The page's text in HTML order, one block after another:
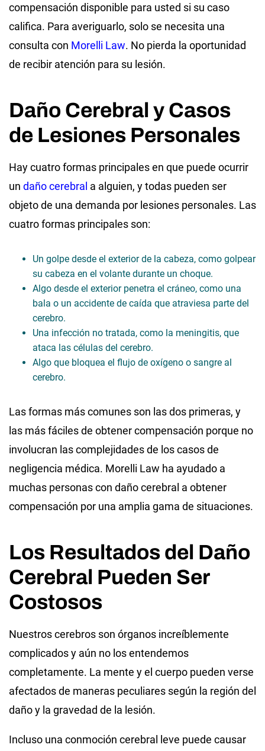
compensación disponible para usted si su caso
califica. Para averiguarlo, solo se necesita una
consulta con Morelli Law. No pierda la oportunidad
de recibir atención para su lesión.
Daño Cerebral y Casos
de Lesiones Personales
Hay cuatro formas principales en que puede ocurrir
un daño cerebral a alguien, y todas pueden ser
objeto de una demanda por lesiones personales. Las
cuatro formas principales son:
Un golpe desde el exterior de la cabeza, como golpear
su cabeza en el volante durante un choque.
Algo desde el exterior penetra el cráneo, como una
bala o un accidente de caída que atraviesa parte del
cerebro.
Una infección no tratada, como la meningitis, que
ataca las células del cerebro.
Algo que bloquea el flujo de oxígeno o sangre al
cerebro.
Las formas más comunes son las dos primeras, y
las más fáciles de obtener compensación porque no
involucran las complejidades de los casos de
negligencia médica. Morelli Law ha ayudado a
muchas personas con daño cerebral a obtener
compensación por una amplia gama de situaciones.
Los Resultados del Daño
Cerebral Pueden Ser
Costosos
Nuestros cerebros son órganos increíblemente
complicados y aún no los entendemos
completamente. La mente y el cuerpo pueden verse
afectados de maneras peculiares según la región del
daño y la gravedad de la lesión.
Incluso una conmoción cerebral leve puede causar